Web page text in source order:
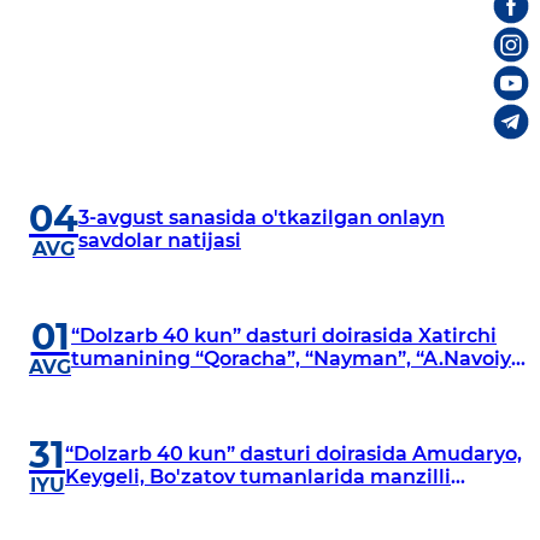
04
AVG
3-avgust sanasida o'tkazilgan onlayn
savdolar natijasi
01
AVG
“Dolzarb 40 kun” dasturi doirasida Xatirchi
tumanining “Qoracha”, “Nayman”, “A.Navoiy”
31
IYU
“Dolzarb 40 kun” dasturi doirasida Amudaryo,
Keygeli, Bo'zatov tumanlarida manzilli